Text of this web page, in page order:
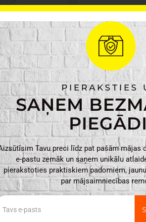
PIERAKSTIES
SAŅEM
Tavu preci līdz pat pašām mājas
e-pastu zemāk un saņem unikālu
pierakstoties praktiskiem padomiem,
par mājsaimniecības